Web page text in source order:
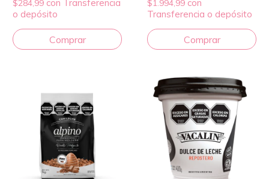
$284,99 con
Transferencia
o depósito
$1.994,99 con
Transferencia o depósito